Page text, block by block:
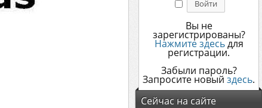
Вы не
зарегистрированы?
Нажмите здесьдля
регистрации.
Забыли пароль?
Запросите новый здесь.
Сейчас на сайте